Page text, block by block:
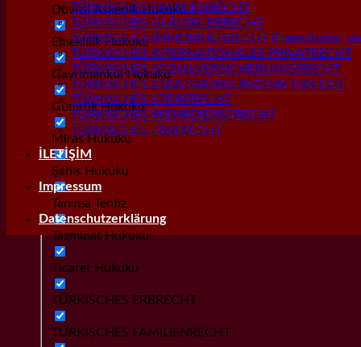
Dövizli Askerlik Hukuku
Emeklilik Hukuku
Gayrımenkul Hukuku
Gümrük Hukuku
Miras Hukuku
Şahıs Hukuku
Tanıma Tenfiz
Tazminat Hukuku
Ticaret Hukuku
TÜRKISCHES ERBRECHT
TÜRKISCHES FAMILIENRECHT
TÜRKISCHES FAMILIENRECHT
TÜRKISCHES GLÄUBIGERRECHT
TÜRKISCHES IMMOBILIENRECHT (Eigenstums-
TÜRKISCHES INTERNATIONALES PRIVATRECHT
TÜRKISCHES SOZIALVERSICHERUNGSRECHT
TÜRKISCHES STAATSBÜRGERSCHAFTSRECHT
TÜRKISCHES STRAFRECHT
TÜRKISCHES WEHRDIENSTRECHT
TÜRKISCHES ZIVILRECHT
İLETİŞİM
Impressum
Datenschutzerklärung